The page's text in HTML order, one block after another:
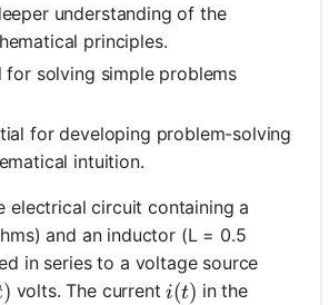
understanding of the
principles.
for solving simple problems
for developing problem-solving
intuition.
electrical circuit containing a
and an inductor (L = 0.5
in series to a voltage source
) volts. The currenti(t)
i(t) in the